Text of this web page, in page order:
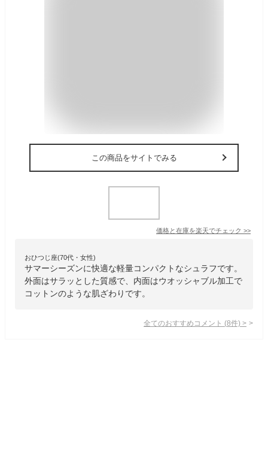
この商品をサイトでみる
価格と在庫を楽天でチェック >>
おひつじ座(70代・女性)
サマーシーズンに快適な軽量コンパクトなシュラフです。
外面はサラッとした質感で、内面はウオッシャブル加工で
コットンのような肌ざわりです。
全てのおすすめコメント (8件) >